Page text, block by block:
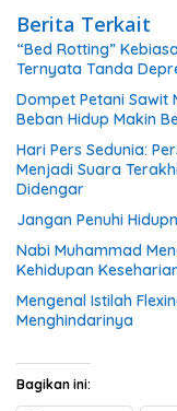
Berita Terkait
“Bed Rotting”
Ternyata Tanda
Dompet Petani Sawit
Beban Hidup Makin
Hari Pers Sedunia:
Menjadi Suara
Didengar
Jangan Penuhi
Nabi Muhammad
Kehidupan
Mengenal Istilah
Menghindarinya
Bagikan ini: